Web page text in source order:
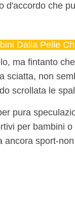
d'accordo che
Dalla Pelle
ma fintanto
sciatta, non
scrollata le
pura
per bambini
ancora sport-non